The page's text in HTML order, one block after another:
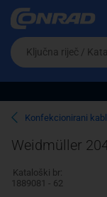
Ova postavka
cijene vašim
Pravno lice
Da
biste
potražili
proizvod,
unesite
ključnu
riječ,
kataloški
broj,
EAN
ili
Konfekcionirani
Weidmüller
Kataloški br:
1889081 - 62